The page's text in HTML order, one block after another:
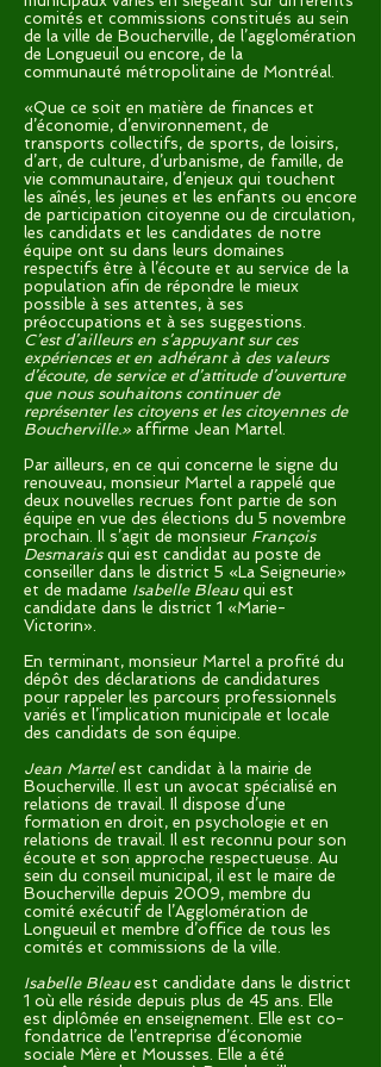
comités et commissions constitués au sein
de la ville de Boucherville, de l’agglomération
de Longueuil ou encore, de la
communauté métropolitaine de Montréal.
«Que ce soit en matière de finances et
d’économie, d’environnement, de
transports collectifs, de sports, de loisirs,
d’art, de culture, d’urbanisme, de famille, de
vie communautaire, d’enjeux qui touchent
les aînés, les jeunes et les enfants ou encore
de participation citoyenne ou de circulation,
les candidats et les candidates de notre
équipe ont su dans leurs domaines
respectifs être à l’écoute et au service de la
population afin de répondre le mieux
possible à ses attentes, à ses
préoccupations et à ses suggestions.
C’est d’ailleurs en s’appuyant sur ces
expériences et en adhérant à des valeurs
d’écoute, de service et d’attitude d’ouverture
que nous souhaitons continuer de
représenter les citoyens et les citoyennes de
Boucherville.» affirme Jean Martel.
Par ailleurs, en ce qui concerne le signe du
renouveau, monsieur Martel a rappelé que
deux nouvelles recrues font partie de son
équipe en vue des élections du 5 novembre
prochain. Il s’agit de monsieur François
Desmarais qui est candidat au poste de
conseiller dans le district 5 «La Seigneurie»
et de madame Isabelle Bleauqui est
candidate dans le district 1 «Marie-
Victorin».
En terminant, monsieur Martel a profité du
dépôt des déclarations de candidatures
pour rappeler les parcours professionnels
variés et l’implication municipale et locale
des candidats de son équipe.
Jean Martelest candidat à la mairie de
Boucherville. Il est un avocat spécialisé en
relations de travail. Il dispose d’une
formation en droit, en psychologie et en
relations de travail. Il est reconnu pour son
écoute et son approche respectueuse. Au
sein du conseil municipal, il est le maire de
Boucherville depuis 2009, membre du
comité exécutif de l’Agglomération de
Longueuil et membre d’office de tous les
comités et commissions de la ville.
Isabelle Bleauest candidate dans le district
1 où elle réside depuis plus de 45 ans. Elle
est diplômée en enseignement. Elle est co-
fondatrice de l’entreprise d’économie
sociale Mère et Mousses. Elle a été